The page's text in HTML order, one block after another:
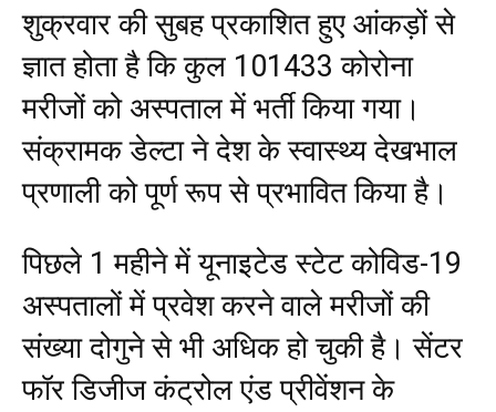
शुक्रवार की सुबह प्रकाशित हुए आंकड़ों से
ज्ञात होता है कि कुल 101433 कोरोना
मरीजों को अस्पताल में भर्ती किया गया।
संक्रामक डेल्टा ने देश के स्वास्थ्य देखभाल
प्रणाली को पूर्ण रूप से प्रभावित किया है।
पिछले 1 महीने में यूनाइटेड स्टेट कोविड-19
अस्पतालों में प्रवेश करने वाले मरीजों की
संख्या दोगुने से भी अधिक हो चुकी है। सेंटर
फॉर डिजीज कंट्रोल एंड प्रीवेंशन के